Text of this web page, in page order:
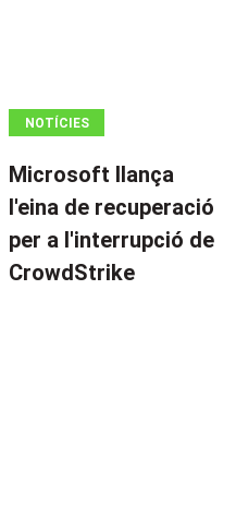
NOTÍCIES
Microsoft llança
l'eina de recuperació
per a l'interrupció de
CrowdStrike